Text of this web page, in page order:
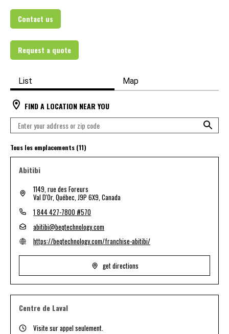
Contact us
Request a quote
List Map
FIND A LOCATION NEAR YOU
Tous les emplacements (11)
Abitibi
1149, rue des Foreurs
Val D'Or, Québec, J9P 6X9, Canada
1 844 427-7800 #570
abitibi@beqtechnology.com
https://beqtechnology.com/franchise-abitibi/
get directions
Centre de Laval
Visite sur appel seulement.